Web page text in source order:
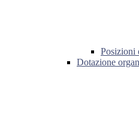
Posizioni
Dotazione